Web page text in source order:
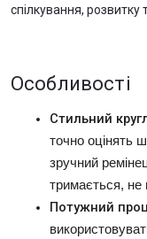
спілкування, розвитку
Особливості
Стильний
точно оцінять
зручний
тримається, не
Потужний